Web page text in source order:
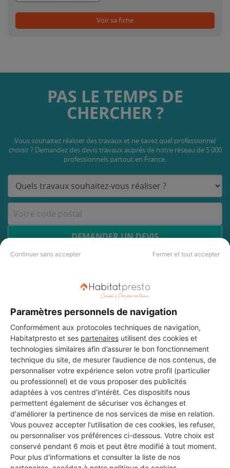
Continuer sans accepter Fermer et tout accepter
Paramètres personnels de navigation
Conformément aux protocoles techniques de navigation,
Habitatpresto et ses partenaires utilisent des cookies et
technologies similaires afin d’assurer le bon fonctionnement
technique du site, de mesurer l’audience de nos contenus, de
personnaliser votre expérience selon votre profil (particulier
ou professionnel) et de vous proposer des publicités
adaptées à vos centres d’intérêt. Ces dispositifs nous
permettent également de sécuriser vos échanges et
d'améliorer la pertinence de nos services de mise en relation.
Vous pouvez accepter l'utilisation de ces cookies, les refuser,
ou personnaliser vos préférences ci-dessous. Votre choix est
conservé pendant 6 mois et peut être modifié à tout moment.
Pour plus d'informations et consulter la liste de nos
Voir sa fiche
PAS LE TEMPS DE
CHERCHER ?
Vous souhaitez réaliser des travaux et ne savez quel professionnel
choisir ? Demandez des devis travaux auprès de notre réseau de 5 000
professionnels partout en France.
DEMANDER UN DEVIS
Aucun autre professionnel disponible dans cette zone
géographique.